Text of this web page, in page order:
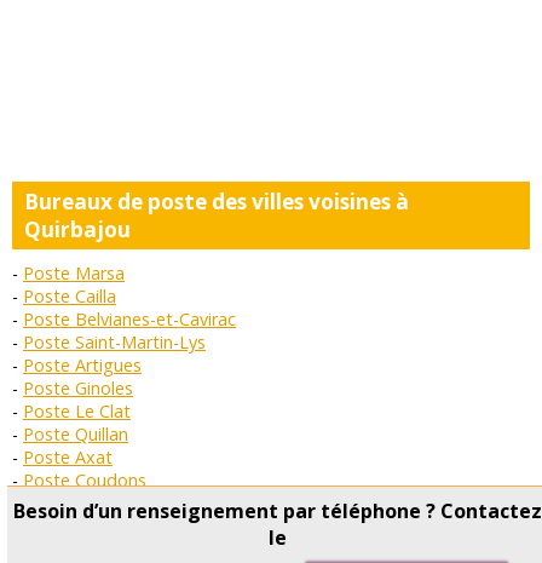
Besoin d’un renseignement par téléphone ? Contactez
le
Bureaux de poste des villes voisines à
Quirbajou
Poste Marsa
Poste Cailla
Poste Belvianes-et-Cavirac
Poste Saint-Martin-Lys
Poste Artigues
Poste Ginoles
Poste Le Clat
Poste Quillan
Poste Axat
Poste Coudons
Poste Bessède-de-Sault
Poste Saint-Julia-de-Bec